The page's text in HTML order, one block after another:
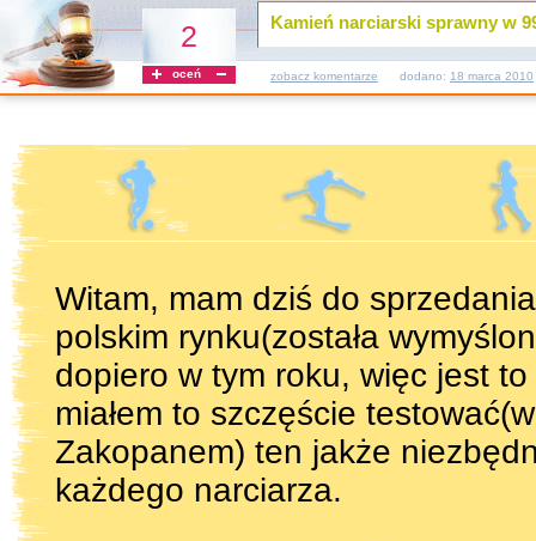
Witam, mam dziś do
polskim rynku(została
dopiero w tym roku, więc jest
miałem to szczęście
Zakopanem) ten jakże
każdego narciarza.
2
oceń
Kamień narciarski sprawny w
zobacz komentarze dodano: 18 marca 2010